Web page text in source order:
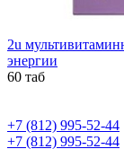
2u
энергии
60 таб
+7 (812) 995-52-44
+7 (812) 995-52-44